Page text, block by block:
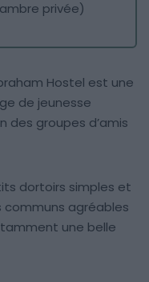
privée)
Hostel est une
de jeunesse
des groupes d’amis
dortoirs simples et
communs agréables
une belle